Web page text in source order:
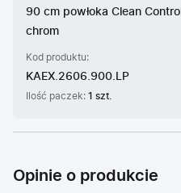
90 cm powłoka Clean Control
chrom
Kod produktu:
KAEX.2606.900.LP
Ilość paczek: 1 szt.
Opinie o produkcie